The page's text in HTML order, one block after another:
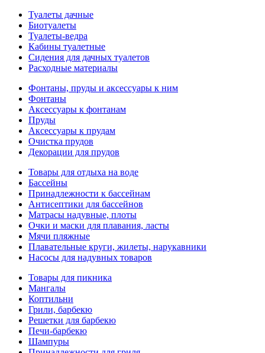
Туалеты дачные
Биотуалеты
Туалеты-ведра
Кабины туалетные
Сидения для дачных туалетов
Расходные материалы
Фонтаны, пруды и аксессуары к ним
Фонтаны
Аксессуары к фонтанам
Пруды
Аксессуары к прудам
Очистка прудов
Декорации для прудов
Товары для отдыха на воде
Бассейны
Принадлежности к бассейнам
Антисептики для бассейнов
Матраcы надувные, плоты
Очки и маски для плавания, ласты
Мячи пляжные
Плавательные круги, жилеты, нарукавники
Насосы для надувных товаров
Товары для пикника
Мангалы
Коптильни
Грили, барбекю
Решетки для барбекю
Печи-барбекю
Шампуры